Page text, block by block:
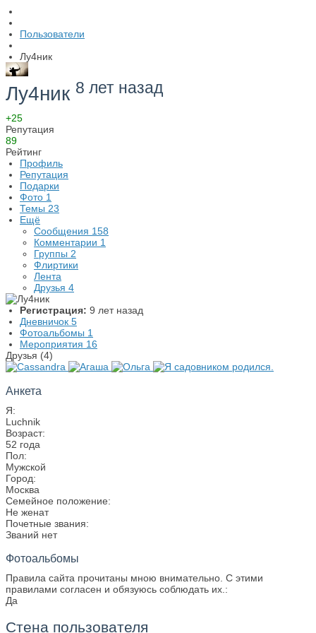
Пользователи
Лу4ник
Лу4ник 8 лет назад
+25
Репутация
89
Рейтинг
Профиль
Репутация
Подарки
Фото 1
Темы 23
Ещё
Сообщения 158
Комментарии 1
Группы 2
Флиртики
Лента
Друзья 4
Регистрация: 9 лет назад
Дневничок 5
Фотоальбомы 1
Мероприятия 16
Друзья (4)
Анкета
Я:
Luchnik
Возраст:
52 года
Пол:
Мужской
Город:
Москва
Семейное положение:
Не женат
Почетные звания:
Званий нет
Фотоальбомы
Правила сайта прочитаны мною внимательно. С этими
правилами согласен и обязуюсь соблюдать их.:
Да
Стена пользователя